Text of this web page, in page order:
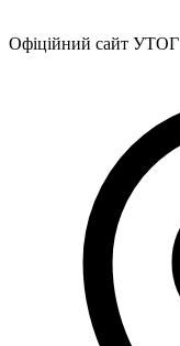
Офіційний сайт УТОГ